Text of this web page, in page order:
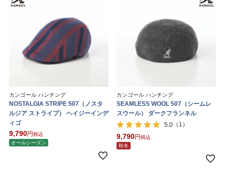
カンゴール ハンチング
NOSTALGIA STRIPE 507（ノスタ
ルジア ストライプ） ヘイジーインデ
ィゴ
9,790
税込
オールシーズン
カンゴール ハンチング
SEAMLESS WOOL 507（シームレ
スウール） ダークフランネル
5.0 （1）
9,790
税込
秋冬